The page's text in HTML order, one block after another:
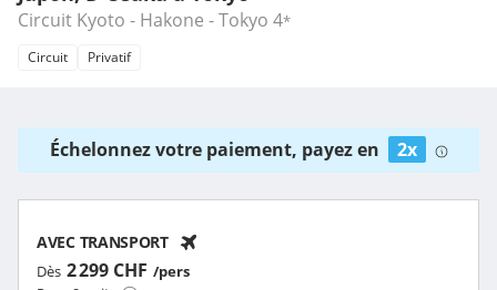
Circuit Kyoto - Hakone - Tokyo 4*
Circuit Privatif
Échelonnez votre paiement, payez en 2x
AVEC TRANSPORT
Dès 2 299 CHF /pers